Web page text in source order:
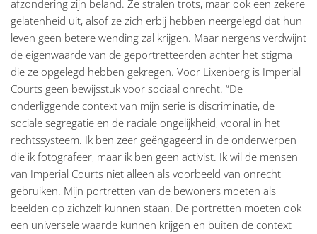
afzondering zijn beland. Ze stralen trots, maar ook een zekere
gelatenheid uit, alsof ze zich erbij hebben neergelegd dat hun
leven geen betere wending zal krijgen. Maar nergens verdwijnt
de eigenwaarde van de geportretteerden achter het stigma
die ze opgelegd hebben gekregen. Voor Lixenberg is Imperial
Courts geen bewijsstuk voor sociaal onrecht. “De
onderliggende context van mijn serie is discriminatie, de
sociale segregatie en de raciale ongelijkheid, vooral in het
rechtssysteem. Ik ben zeer geëngageerd in de onderwerpen
die ik fotografeer, maar ik ben geen activist. Ik wil de mensen
van Imperial Courts niet alleen als voorbeeld van onrecht
gebruiken. Mijn portretten van de bewoners moeten als
beelden op zichzelf kunnen staan. De portretten moeten ook
een universele waarde kunnen krijgen en buiten de context